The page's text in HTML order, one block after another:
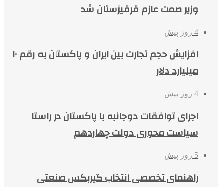
وزیر صمت عازم قرقیزستان شد
4 روز پیش
افزایش حجم تجارت بین ایران و پاکستان به رقم ۱۰
میلیارد دلار
4 روز پیش
اجرای توافقات دوجانبه با پاکستان در راستا
سیاست محوری دولت چهاردهم
5 روز پیش
راهنمای تخصصی انتخاب گیربکس صنعتی